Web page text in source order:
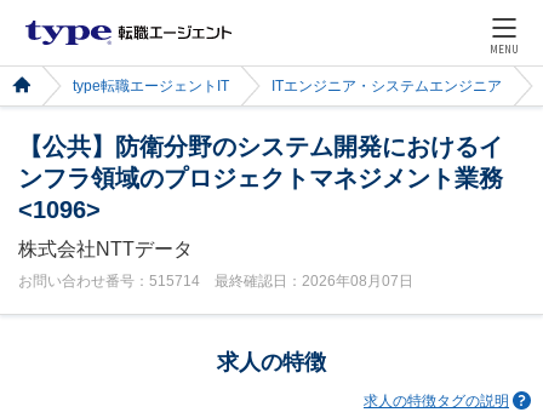
MENU
type転職エージェントIT ITエンジニア・システムエンジニア
【公共】防衛分野のシステム開発におけるイ
ンフラ領域のプロジェクトマネジメント業務
<1096>
株式会社NTTデータ
お問い合わせ番号：515714 最終確認日：2026年08月07日
求人の特徴
求人の特徴タグの説明